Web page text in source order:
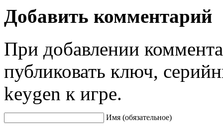
Добавить комментарий
При добавлении
публиковать ключ,
keygen к игре.
Имя (обязательное)